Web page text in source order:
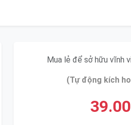
Mua lẻ để sở hữu vĩnh
(Tự động kích